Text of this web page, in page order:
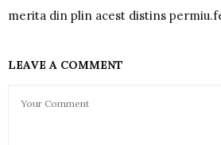
merita din plin acest distins
LEAVE A COMMENT